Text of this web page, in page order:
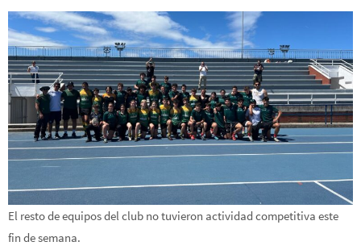
El resto de equipos del club no tuvieron actividad competitiva este
fin de semana.